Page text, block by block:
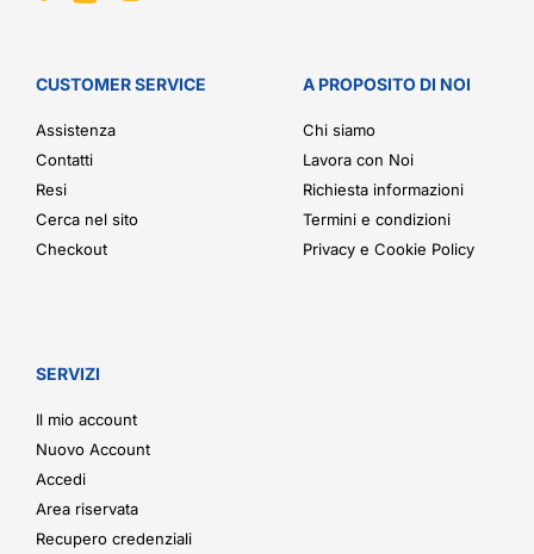
CUSTOMER SERVICE
Assistenza
Contatti
Resi
Cerca nel sito
Checkout
A PROPOSITO DI NOI
Chi siamo
Lavora con Noi
Richiesta informazioni
Termini e condizioni
Privacy e Cookie Policy
SERVIZI
Il mio account
Nuovo Account
Accedi
Area riservata
Recupero credenziali